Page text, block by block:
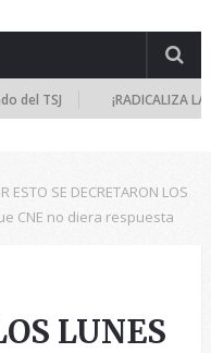
¡RADICALIZA LA
ESTO SE DECRETARON LOS
CNE no diera respuesta
LUNES